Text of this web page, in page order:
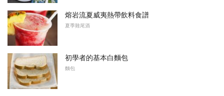
熔岩流夏威夷熱帶飲料食譜
夏季雞尾酒
初學者的基本白麵包
麵包